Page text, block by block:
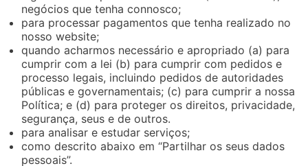
negócios que tenha connosco;
para processar pagamentos que tenha realizado no
nosso website;
quando acharmos necessário e apropriado (a) para
cumprir com a lei (b) para cumprir com pedidos e
processo legais, incluindo pedidos de autoridades
públicas e governamentais; (c) para cumprir a nossa
Política; e (d) para proteger os direitos, privacidade,
segurança, seus e de outros.
para analisar e estudar serviços;
como descrito abaixo em “Partilhar os seus dados
pessoais”.